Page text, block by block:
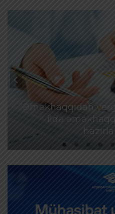
Əməkhaqqıdan
ildə